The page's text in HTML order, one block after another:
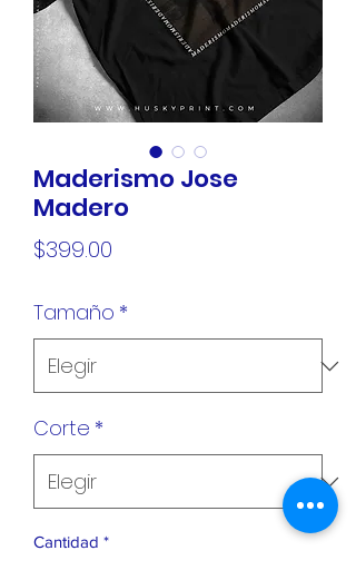
Maderismo Jose
Madero
$399.00
Tamaño *
Corte *
Cantidad *